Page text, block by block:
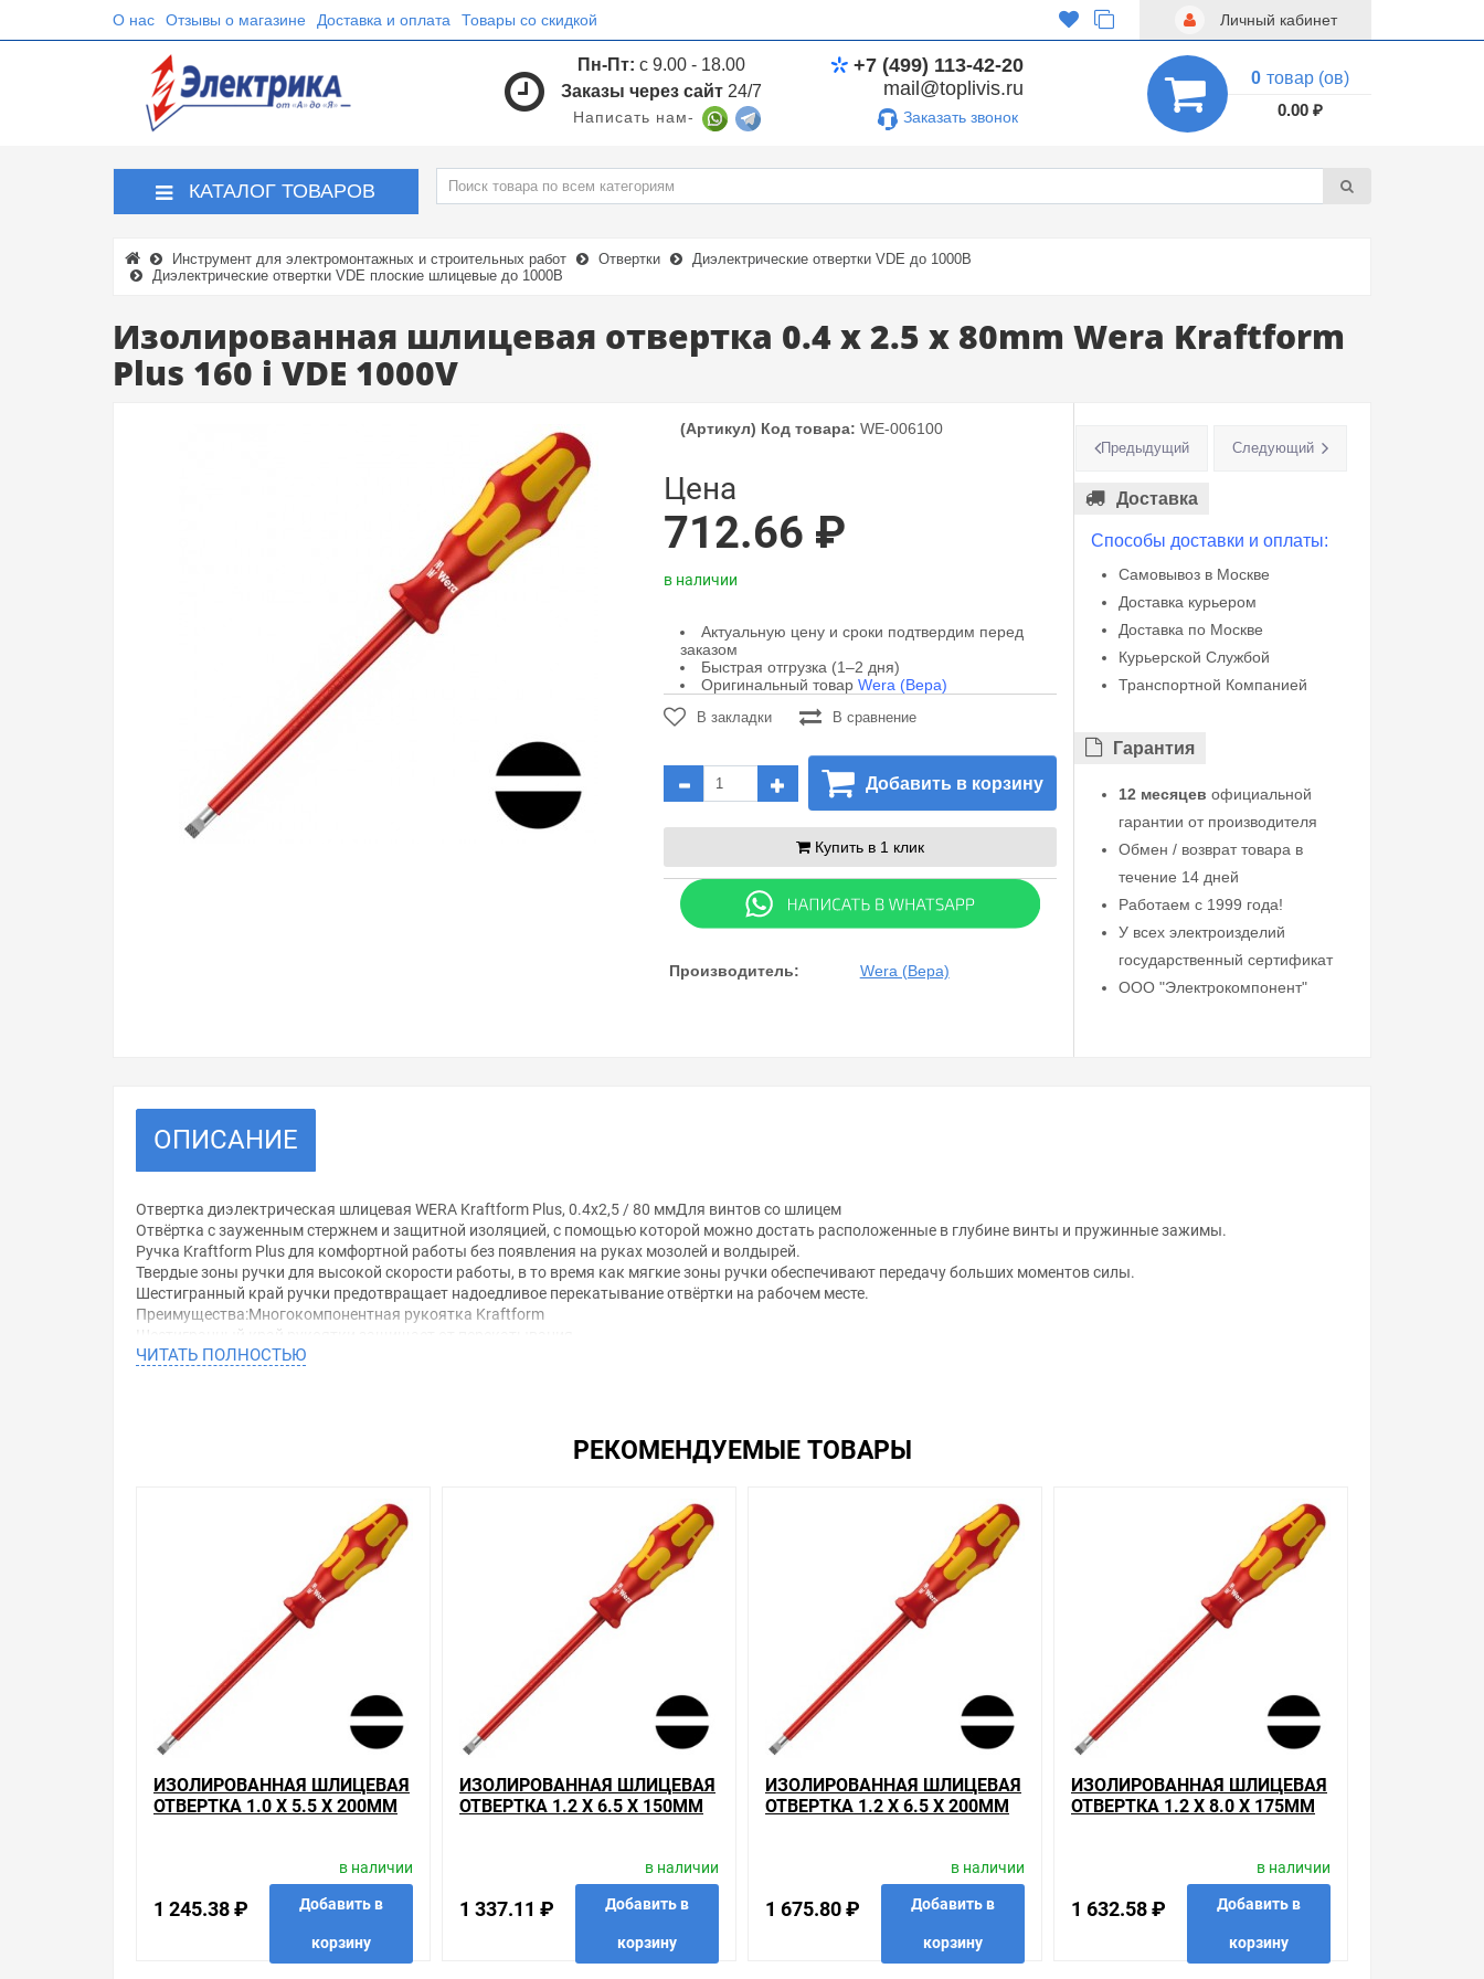
О нас Отзывы о магазине Доставка и оплата Товары со скидкой Личный кабинет
Пн-Пт: с 9.00 - 18.00
Заказы через сайт 24/7
Написать нам-
+7 (499) 113-42-20
mail@toplivis.ru
Заказать звонок
0 товар (ов)
0.00 ₽
КАТАЛОГ ТОВАРОВ
Инструмент для электромонтажных и строительных работ Отвертки
Диэлектрические отвертки VDE до 1000В
Диэлектрические отвертки VDE плоские шлицевые до 1000В
Изолированная шлицевая отвертка 0.4 x 2.5 x 80mm Wera Kraftform
Plus 160 i VDE 1000V
(Артикул) Код товара: WE-006100
Цена
712.66 ₽
в наличии
Актуальную цену и сроки подтвердим перед
заказом
Быстрая отгрузка (1–2 дня)
Оригинальный товар Wera (Вера)
В закладки В сравнение
Добавить в корзину
Купить в 1 клик
Производитель: Wera (Вера)
Предыдущий Следующий
Доставка
Способы доставки и оплаты:
Самовывоз в Москве
Доставка курьером
Доставка по Москве
Курьерской Службой
Транспортной Компанией
Гарантия
12 месяцев официальной
гарантии от производителя
Обмен / возврат товара в
течение 14 дней
Работаем с 1999 года!
У всех электроизделий
государственный сертификат
ООО "Электрокомпонент"
ОПИСАНИЕ
Отвертка диэлектрическая шлицевая WERA Kraftform Plus, 0.4x2,5 / 80 ммДля винтов со шлицем
Отвёртка с зауженным стержнем и защитной изоляцией, с помощью которой можно достать расположенные в глубине винты и пружинные зажимы.
Ручка Kraftform Plus для комфортной работы без появления на руках мозолей и волдырей.
Твердые зоны ручки для высокой скорости работы, в то время как мягкие зоны ручки обеспечивают передачу больших моментов силы.
Шестигранный край ручки предотвращает надоедливое перекатывание отвёртки на рабочем месте.
Преимущества:Многокомпонентная рукоятка Kraftform
Шестигранный край рукоятки защищает от перекатывания
Маркировка
Обращаем Ваше внимание, что размещенная на данном сайте справочная информация о товарах не является офертой, наличие и стоимость оборудования
необходимо уточнить у менеджеров, которые с удовольствием помогут Вам в выборе оборудования и оформлении на него заказа.
Производитель оставляет за собой право изменять внешний вид, технические характеристики и комплектацию без уведомления.
Цена на Изолированная шлицевая отвертка 0.4 x 2.5 x 80mm Wera Kraftform Plus 160 i VDE 1000V , у нас всегда одни из лучших. Сравните с прайсом в других
магазинах, и вы поймете, что у нас оптимальное соотношение цены, качества и ассортимента. Перечень товаров, которые мы продаем, насчитывает десятки тысяч
позиций. На сайте можно найти как товары, пользующиеся повышенным спросом, так и то, что в других магазинах купить сложно. Ассортимент – это то, чему мы
уделяем особое внимание. Кроме того, ставка делается на безопасность и качество продукции. Так же цена - 712.66 ₽ может быть для Вас и ниже так как у нас
действуют хорошие скидки для оптовых покупателей.
Мы предлагаем большой выбор товаров из категории
Диэлектрические отвертки VDE плоские шлицевые до 1000В
по хорошим ценам. Уверены, что вы найдете на нашем сайте именно то, что искали, потратив на это минимум времени. Есть поиск по позициям.
Быстрая доставка в любой город – несколько вариантов, вы всегда можете выбрать наиболее удобный. Изолированная шлицевая отвертка 0.4 x 2.5 x 80mm Wera
к вашей двери. Это удобнее, чем объезжать магазины, тратить время, выбирать из того, что предлагают, а не покупать то, что нужно, что хочется.
ЧИТАТЬ ПОЛНОСТЬЮ
РЕКОМЕНДУЕМЫЕ ТОВАРЫ
ИЗОЛИРОВАННАЯ ШЛИЦЕВАЯ
ОТВЕРТКА 1.0 X 5.5 X 200MM
1 245.38 ₽
в наличии
Добавить в
корзину
ИЗОЛИРОВАННАЯ ШЛИЦЕВАЯ
ОТВЕРТКА 1.2 X 6.5 X 150MM
1 337.11 ₽
в наличии
Добавить в
корзину
ИЗОЛИРОВАННАЯ ШЛИЦЕВАЯ
ОТВЕРТКА 1.2 X 6.5 X 200MM
1 675.80 ₽
в наличии
Добавить в
корзину
ИЗОЛИРОВАННАЯ ШЛИЦЕВАЯ
ОТВЕРТКА 1.2 X 8.0 X 175MM
1 632.58 ₽
в наличии
Добавить в
корзину